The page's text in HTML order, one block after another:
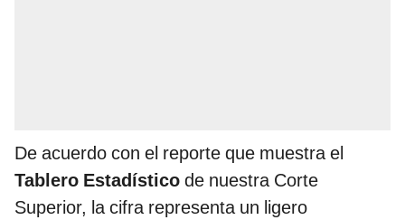
De acuerdo con el reporte que muestra el
Tablero Estadístico de nuestra Corte
Superior, la cifra representa un ligero